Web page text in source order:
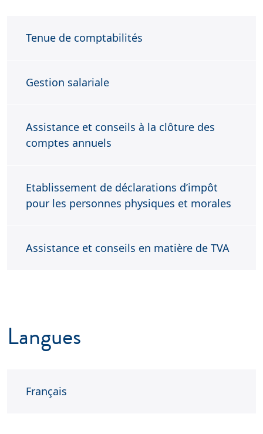
Tenue de comptabilités
Gestion salariale
Assistance et conseils à la clôture des
comptes annuels
Etablissement de déclarations d’impôt
pour les personnes physiques et morales
Assistance et conseils en matière de TVA
Langues
Français